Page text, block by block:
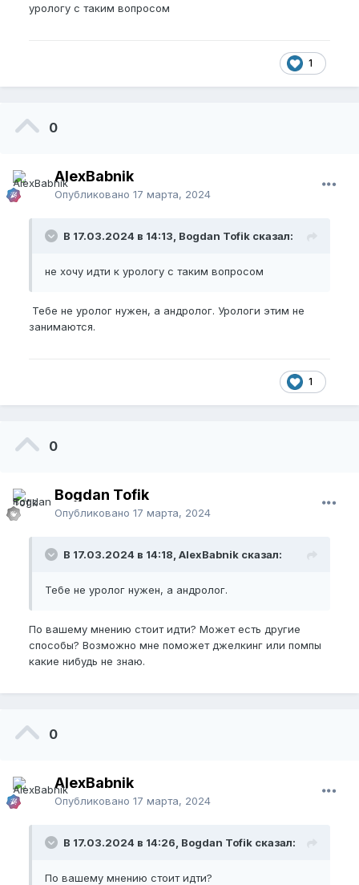
урологу с таким вопросом
1
0
AlexBabnik
Опубликовано 17 марта, 2024
В 17.03.2024 в 14:13, Bogdan Tofik сказал:
не хочу идти к урологу с таким вопросом
Тебе не уролог нужен, а андролог. Урологи этим не
занимаются.
1
0
Bogdan Tofik
Опубликовано 17 марта, 2024
В 17.03.2024 в 14:18, AlexBabnik сказал:
Тебе не уролог нужен, а андролог.
По вашему мнению стоит идти? Может есть другие
способы? Возможно мне поможет джелкинг или помпы
какие нибудь не знаю.
0
AlexBabnik
Опубликовано 17 марта, 2024
В 17.03.2024 в 14:26, Bogdan Tofik сказал:
По вашему мнению стоит идти?